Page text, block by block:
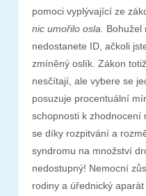
pomoci vyplývající ze
nic umořilo osla.
Bohužel
nedostanete ID, ačkoli
zmíněný oslík. Zákon
nesčítají, ale vybere se
posuzuje procentuální
schopnosti k zhodnocení
se díky rozpitvání a
syndromu na množství
nedostupný! Nemocní
rodiny a úřednický